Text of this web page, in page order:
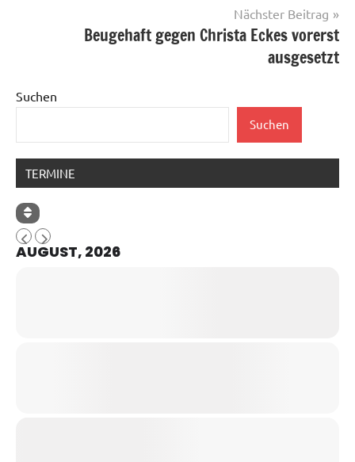
Nächster Beitrag
Beugehaft gegen Christa Eckes vorerst
ausgesetzt
Suchen
Suchen
TERMINE
AUGUST, 2026